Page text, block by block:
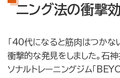
ニング法の衝撃効
「40代になると筋肉はつかな
衝撃的な発見をしました。石
ソナルトレーニングジム「